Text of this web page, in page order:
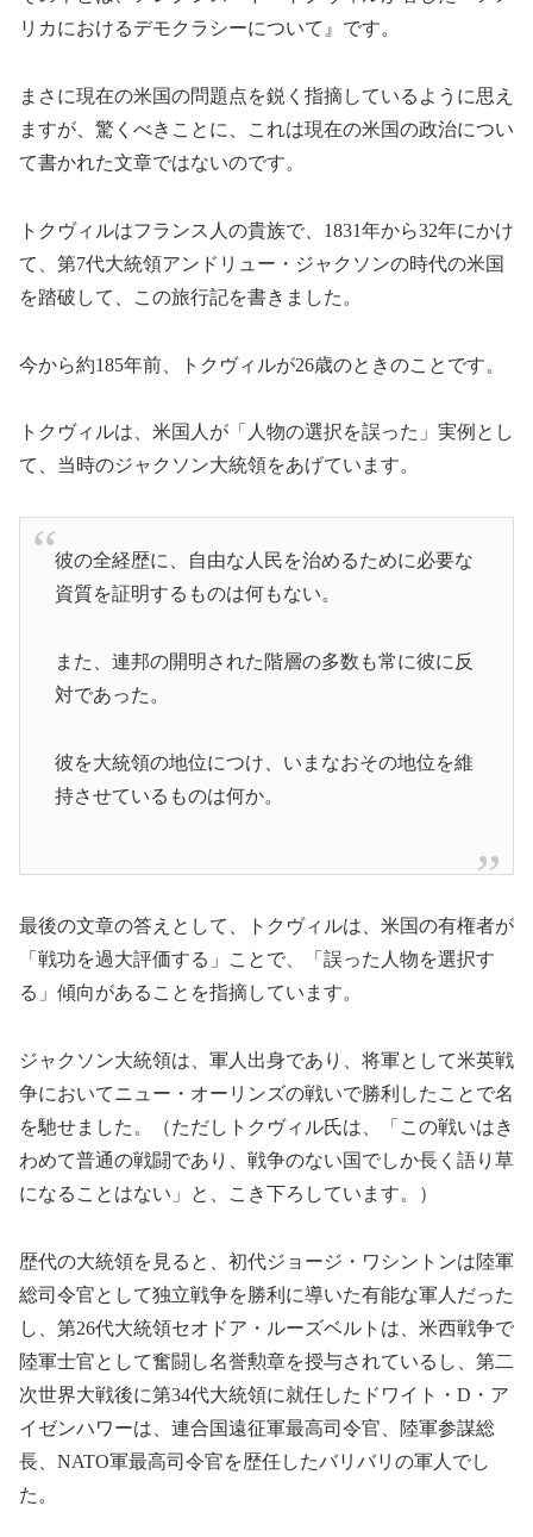
リカにおけるデモクラシーについて』です。
まさに現在の米国の問題点を鋭く指摘しているように思え
ますが、驚くべきことに、これは現在の米国の政治につい
て書かれた文章ではないのです。
トクヴィルはフランス人の貴族で、1831年から32年にかけ
て、第7代大統領アンドリュー・ジャクソンの時代の米国
を踏破して、この旅行記を書きました。
今から約185年前、トクヴィルが26歳のときのことです。
トクヴィルは、米国人が「人物の選択を誤った」実例とし
て、当時のジャクソン大統領をあげています。
彼の全経歴に、自由な人民を治めるために必要な
資質を証明するものは何もない。
また、連邦の開明された階層の多数も常に彼に反
対であった。
彼を大統領の地位につけ、いまなおその地位を維
持させているものは何か。
最後の文章の答えとして、トクヴィルは、米国の有権者が
「戦功を過大評価する」ことで、「誤った人物を選択す
る」傾向があることを指摘しています。
ジャクソン大統領は、軍人出身であり、将軍として米英戦
争においてニュー・オーリンズの戦いで勝利したことで名
を馳せました。（ただしトクヴィル氏は、「この戦いはき
わめて普通の戦闘であり、戦争のない国でしか長く語り草
になることはない」と、こき下ろしています。）
歴代の大統領を見ると、初代ジョージ・ワシントンは陸軍
総司令官として独立戦争を勝利に導いた有能な軍人だった
し、第26代大統領セオドア・ルーズベルトは、米西戦争で
陸軍士官として奮闘し名誉勲章を授与されているし、第二
次世界大戦後に第34代大統領に就任したドワイト・D・ア
イゼンハワーは、連合国遠征軍最高司令官、陸軍参謀総
長、NATO軍最高司令官を歴任したバリバリの軍人でし
た。